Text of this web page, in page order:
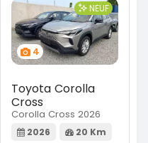
4
NEUF
Toyota Corolla
Cross
Corolla Cross 2026
2026 20 Km